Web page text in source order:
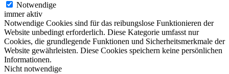
Notwendige
immer aktiv
Notwendige Cookies sind für das reibungslose Funktionieren der
Website unbedingt erforderlich. Diese Kategorie umfasst nur
Cookies, die grundlegende Funktionen und Sicherheitsmerkmale der
Website gewährleisten. Diese Cookies speichern keine persönlichen
Informationen.
Nicht notwendige